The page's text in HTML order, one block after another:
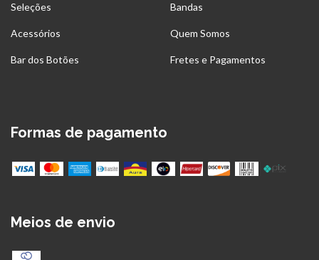
Seleções Bandas
Acessórios Quem Somos
Bar dos Botões Fretes e Pagamentos
Formas de pagamento
Meios de envio